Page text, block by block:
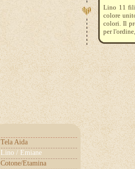
Tela Aida
Lino / Emiane
Cotone/Etamina
Lino 11
colore
colori. Il
per